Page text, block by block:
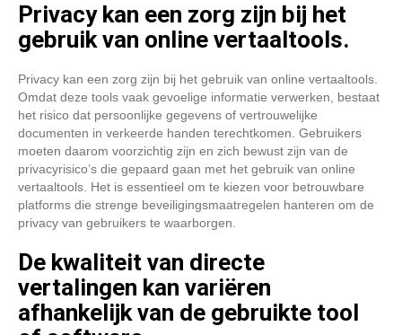
Privacy kan een zorg zijn bij het
gebruik van online vertaaltools.
Privacy kan een zorg zijn bij het gebruik van online vertaaltools.
Omdat deze tools vaak gevoelige informatie verwerken, bestaat
het risico dat persoonlijke gegevens of vertrouwelijke
documenten in verkeerde handen terechtkomen. Gebruikers
moeten daarom voorzichtig zijn en zich bewust zijn van de
privacyrisico’s die gepaard gaan met het gebruik van online
vertaaltools. Het is essentieel om te kiezen voor betrouwbare
platforms die strenge beveiligingsmaatregelen hanteren om de
privacy van gebruikers te waarborgen.
De kwaliteit van directe
vertalingen kan variëren
afhankelijk van de gebruikte tool